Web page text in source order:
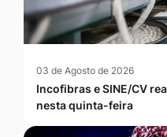
03 de Agosto de 2026
Incofibras e SINE/CV
nesta quinta-feira